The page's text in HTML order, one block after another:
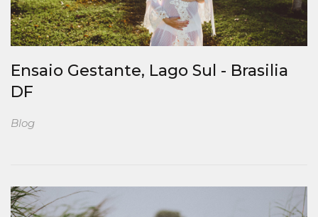
Ensaio Gestante, Lago Sul - Brasilia
DF
Blog